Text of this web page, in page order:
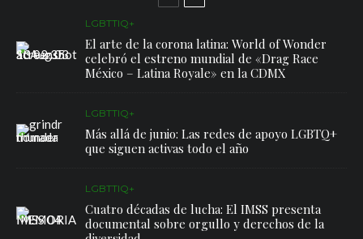
LGBTTIQ+
El arte de la corona latina: World of Wonder
celebró el estreno mundial de «Drag Race
México – Latina Royale» en la CDMX
LGBTTIQ+
Más allá de junio: Las redes de apoyo LGBTQ+
que siguen activas todo el año
LGBTTIQ+
Cuatro décadas de lucha: El IMSS presenta
documental sobre orgullo y derechos de la